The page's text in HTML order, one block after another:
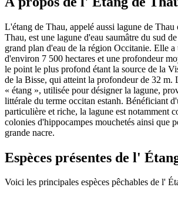
L'étang de Thau, appelé aussi lagune de Thau
Thau, est une lagune d'eau saumâtre du sud
grand plan d'eau de la région Occitanie. Elle a
d'environ 7 500 hectares et une profondeur
le point le plus profond étant la source de la
de la Bisse, qui atteint la profondeur de 32 m.
« étang », utilisée pour désigner la lagune,
littérale du terme occitan estanh. Bénéficiant
particulière et riche, la lagune est notamment
colonies d'hippocampes mouchetés ainsi que
grande nacre.
Espèces présentes de l'
Voici les principales espèces pêchables de l'